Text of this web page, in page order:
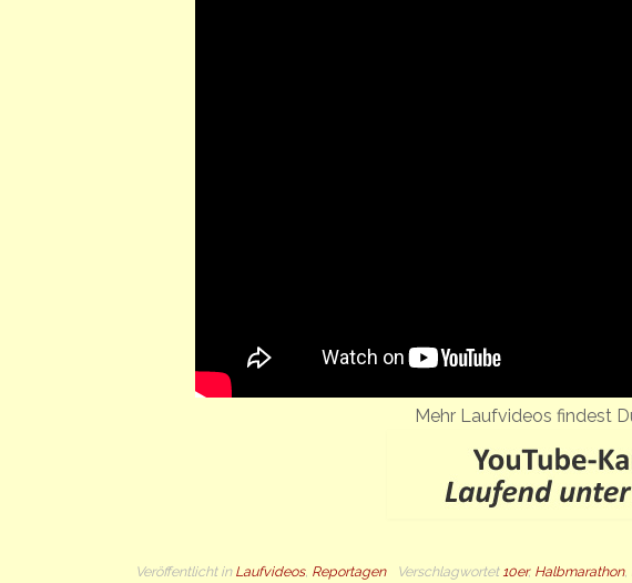
Mehr Laufvideos findest
Veröffentlicht in Laufvideos, Reportagen Verschlagwortet 10er, Halbmarathon,